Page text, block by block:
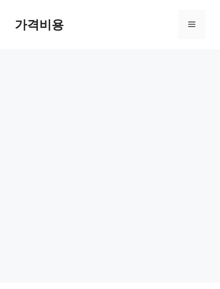
가격비용 메